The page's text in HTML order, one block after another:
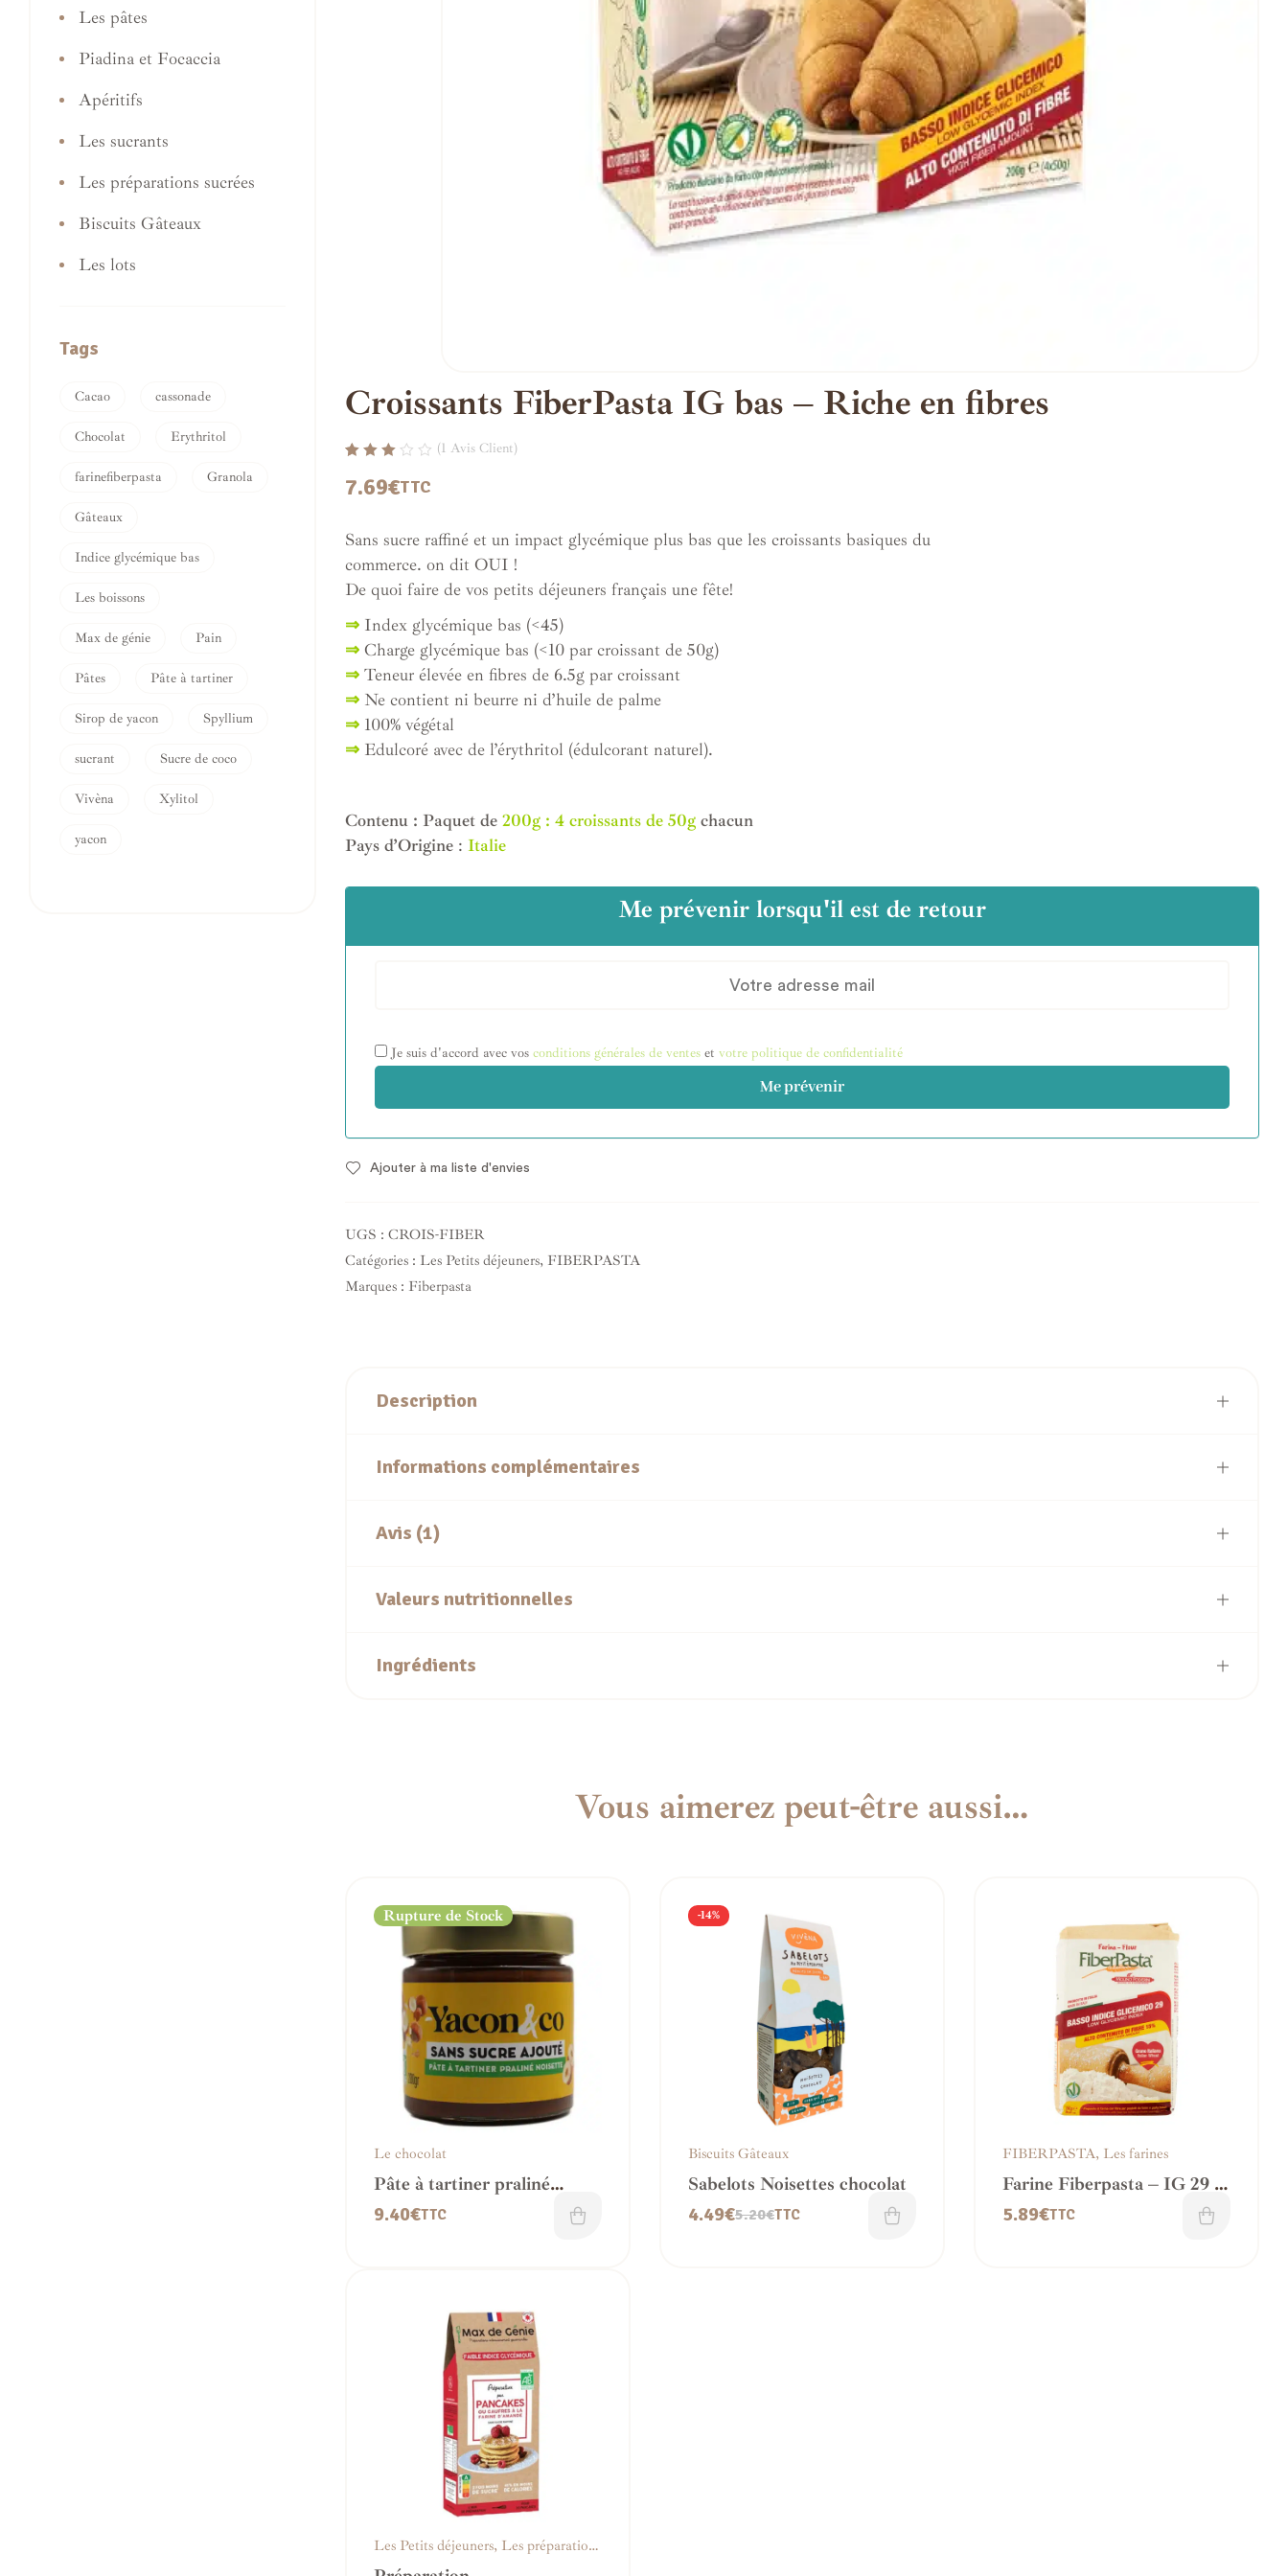
Croissants FiberPasta IG bas – Riche en fibres
3.00
basé
client
(1 Avis Client)
7.69€TTC
Sans sucre raffiné et un impact glycémique plus bas que les croissants basiques du
commerce. on dit OUI !
De quoi faire de vos petits déjeuners français une fête!
⇒ Index glycémique bas (<45)
⇒ Charge glycémique bas (<10 par croissant de 50g)
⇒ Teneur élevée en fibres de 6.5g par croissant
⇒ Ne contient ni beurre ni d’huile de palme
⇒ 100% végétal
⇒ Edulcoré avec de l’érythritol (édulcorant naturel).
Contenu : Paquet de 200g : 4 croissants de 50g chacun
Pays d’Origine : Italie
Me prévenir lorsqu'il est de retour
Je suis d'accord avec vos conditions générales de ventes et votre politique de confidentialité
Me prévenir
Ajouter à ma liste d'envies
UGS : CROIS-FIBER
Catégories : Les Petits déjeuners, FIBERPASTA
Marques : Fiberpasta
Description
Informations complémentaires
Avis (1)
Valeurs nutritionnelles
Ingrédients
Vous aimerez peut-être aussi…
Rupture de Stock
Le chocolat
Pâte à tartiner praliné
noisettes
9.40€TTC
-14%
Biscuits Gâteaux
Sabelots Noisettes chocolat
5.20€
4.49€ TTC
FIBERPASTA, Les farines
Farine Fiberpasta – IG 29 /
CG 19 – 1 Kg
5.89€TTC
Les Petits déjeuners, Les préparations
sucrées
Les pâtes
Piadina et Focaccia
Apéritifs
Les sucrants
Les préparations sucrées
Biscuits Gâteaux
Les lots
Tags
Cacao cassonade
Chocolat Erythritol
farinefiberpasta Granola
Gâteaux
Indice glycémique bas
Les boissons
Max de génie Pain
Pâtes Pâte à tartiner
Sirop de yacon Spyllium
sucrant Sucre de coco
Vivèna Xylitol
yacon